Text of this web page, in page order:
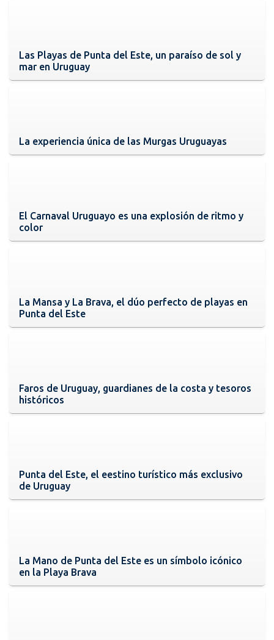
Las Playas de Punta del Este, un paraíso de sol y
mar en Uruguay
La experiencia única de las Murgas Uruguayas
El Carnaval Uruguayo es una explosión de ritmo y
color
La Mansa y La Brava, el dúo perfecto de playas en
Punta del Este
Faros de Uruguay, guardianes de la costa y tesoros
históricos
Punta del Este, el eestino turístico más exclusivo
de Uruguay
La Mano de Punta del Este es un símbolo icónico
en la Playa Brava